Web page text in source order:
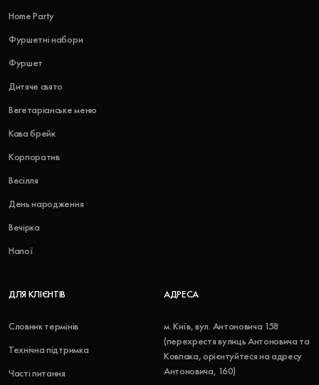
Home Party
Фуршетні набори
Фуршет
Дитяче свято
Вегетаріанське меню
Кава брейк
Корпоратив
Весілля
День народження
Вечірка
Напої
ДЛЯ КЛІЄНТІВ
Словник термінів
Технічна підтримка
Часті питання
АДРЕСА
м. Київ, вул. Антоновича 158
(перехрестя вулиць Антоновича та
Ковпака, орієнтуйтеся на адресу
Антоновича, 160)